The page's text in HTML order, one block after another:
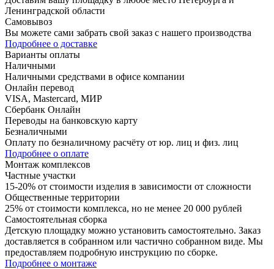
Ленинградской области
Самовывоз
Вы можете сами забрать свой заказ с нашего производства
Подробнее о доставке
Варианты оплаты
Наличными
Наличными средствами в офисе компании
Онлайн перевод
VISA, Mastercard, МИР
Сбербанк Онлайн
Переводы на банковскую карту
Безналичными
Оплату по безналичному расчёту от юр. лиц и физ. лиц
Подробнее о оплате
Монтаж комплексов
Частные участки
15-20% от стоимости изделия в зависимости от сложности
Общественные территории
25% от стоимости комплекса, но не менее 20 000 рублей
Самостоятельная сборка
Детскую площадку можно установить самостоятельно. Заказ
доставляется в собранном или частично собранном виде. Мы
предоставляем подробную инструкцию по сборке.
Подробнее о монтаже